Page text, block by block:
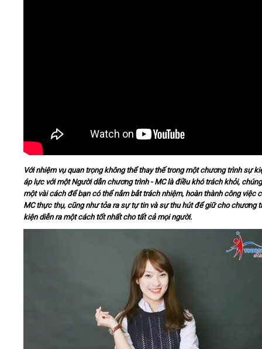
Với nhiệm vụ quan trọng không thể thay thế trong một chương trình sự
áp lực với một Người dẫn chương trình - MC là điều khó trách khỏi,
một vài cách để bạn có thể nắm bắt trách nhiệm, hoàn thành công việc
MC thực thụ, cũng như tỏa ra sự tự tin và sự thu hút để giữ cho chương
kiện diễn ra một cách tốt nhất cho tất cả mọi người.